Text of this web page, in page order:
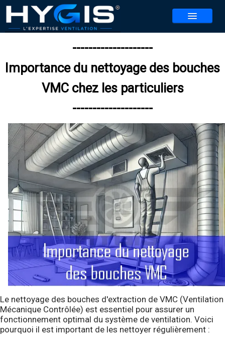
NOS AGENCES▼
CONTACT
ACTUALITES
BLOG
REJOIGNEZ-NOUS▼
JEU HYGIS 2026
--------------------
Importance du nettoyage des bouches
VMC chez les particuliers
--------------------
Le nettoyage des bouches d'extraction de VMC (Ventilation
Mécanique Contrôlée) est essentiel pour assurer un
fonctionnement optimal du système de ventilation. Voici
pourquoi il est important de les nettoyer régulièrement :